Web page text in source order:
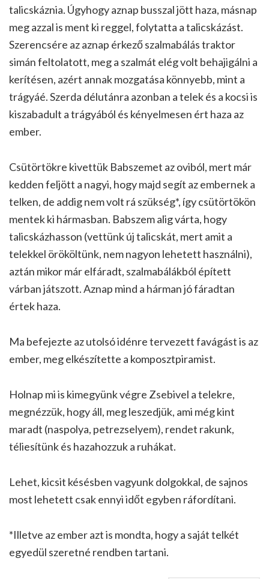
talicskáznia. Úgyhogy aznap busszal jött haza, másnap
meg azzal is ment ki reggel, folytatta a talicskázást.
Szerencsére az aznap érkező szalmabálás traktor
simán feltolatott, meg a szalmát elég volt behajigálni a
kerítésen, azért annak mozgatása könnyebb, mint a
trágyáé. Szerda délutánra azonban a telek és a kocsi is
kiszabadult a trágyából és kényelmesen ért haza az
ember.
Csütörtökre kivettük Babszemet az oviból, mert már
kedden feljött a nagyi, hogy majd segít az embernek a
telken, de addig nem volt rá szükség*, így csütörtökön
mentek ki hármasban. Babszem alig várta, hogy
talicskázhasson (vettünk új talicskát, mert amit a
telekkel örököltünk, nem nagyon lehetett használni),
aztán mikor már elfáradt, szalmabálákból épített
várban játszott. Aznap mind a hárman jó fáradtan
értek haza.
Ma befejezte az utolsó idénre tervezett favágást is az
ember, meg elkészítette a komposztpiramist.
Holnap mi is kimegyünk végre Zsebivel a telekre,
megnézzük, hogy áll, meg leszedjük, ami még kint
maradt (naspolya, petrezselyem), rendet rakunk,
téliesítünk és hazahozzuk a ruhákat.
Lehet, kicsit késésben vagyunk dolgokkal, de sajnos
most lehetett csak ennyi időt egyben ráfordítani.
*Illetve az ember azt is mondta, hogy a saját telkét
egyedül szeretné rendben tartani.